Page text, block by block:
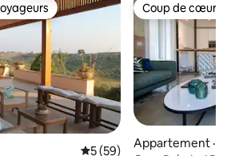
parmi les plus aimés
Note moyenne de 5 sur 5,
5 (59)
Coup de cœur
Coup de cœur
Appartement ·